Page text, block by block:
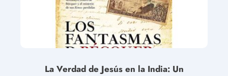
La Verdad de Jesús en la India: Un